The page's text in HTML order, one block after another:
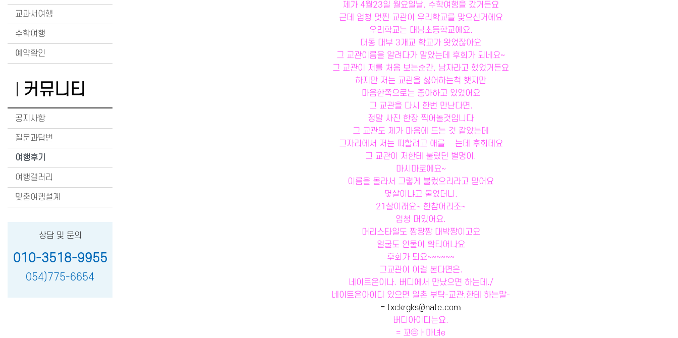
교과서여행
수학여행
예약확인
커뮤니티
공지사항
질문과답변
여행후기
여행갤러리
맞춤여행설계
상담 및 문의
010-3518-9955
054)775-6654
제가 4월23일 월요일날. 수학여행을 갔거든요
근데 엄청 멋찐 교관이 우리학교를 맞으신거에요
우리학교는 대남초등학교에요.
대동 대부 3개교 학교가 왓었잖아요
그 교관이름을 알려다가 말았는데 후회가 되네요~
그 교관이 저를 처음 보는순간. 남자라고 했었거든요
하지만 저는 교관을 싫어하는척 햇지만
마음한쪽으로는 좋아하고 있었어요
그 교관을 다시 한번 만난다면.
정말 사진 한장 찍어놀것임니다
그 교관도 제가 마음에 드는 것 같았는데
그자리에서 저는 피할려고 애를 썻는데 후회데요
그 교관이 저한테 불렀던 별명이.
마시마로에요~
이름을 몰라서 그렇게 불렀으리라고 믿어요
몇살이냐고 물었더니.
21살이래요~ 한참어리조~
엄청 머있어요.
머리스타일도 짱짱짱 대박짱이고요
얼굴도 인물이 확티어나요
후회가 되요~~~~~~
그교관이 이걸 본다면은.
네이트온이나. 버디에서 만났으면 하는데./
네이트온아이디 있으면 일촌 부탁-교관.한테 하는말-
= txckrgks@nate.com
버디아이디는요.
= 꼬㉤ㅏ마녀e